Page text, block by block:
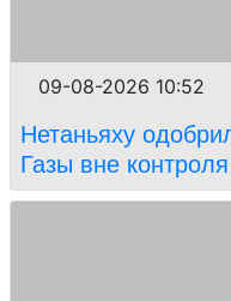
09-08-2026 10:52
Нетаньяху
Газы вне